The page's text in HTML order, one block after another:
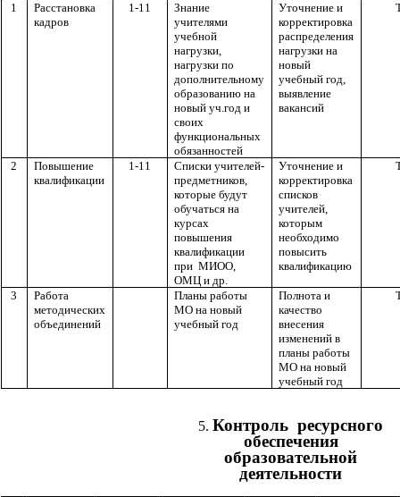
1
Расстановка
кадров
1-11
Знание
учителями
учебной
нагрузки,
нагрузки по
дополнительному
образованию на
новый уч.год и
своих
функциональных
обязанностей
Уточнение и
корректировка
распределения
нагрузки на
новый
учебный год,
выявление
вакансий
2
Повышение
квалификации
1-11
Списки учителей-
предметников,
которые будут
обучаться на
курсах
повышения
квалификации
при МИОО,
ОМЦ и др.
Уточнение и
корректировка
списков
учителей,
которым
необходимо
повысить
квалификацию
3
Работа
методических
объединений
Планы работы
МО на новый
учебный год
Полнота и
качество
внесения
изменений в
планы работы
МО на новый
учебный год
Контроль ресурсного
обеспечения
образовательной
деятельности